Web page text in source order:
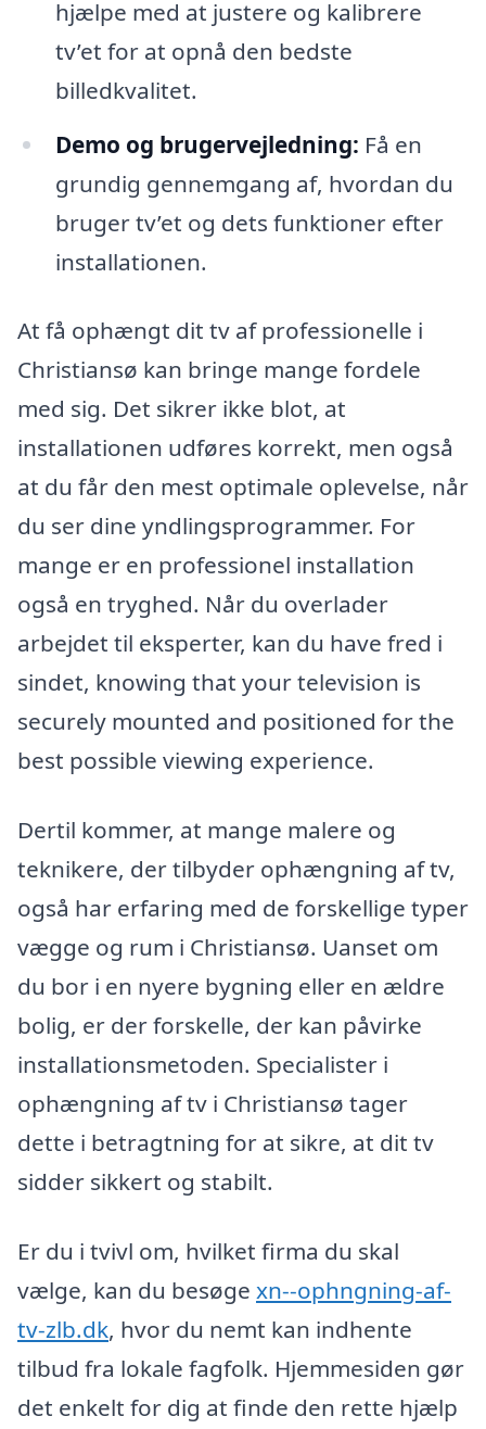
hjælpe med at justere og kalibrere
tv’et for at opnå den bedste
billedkvalitet.
Demo og brugervejledning: Få en
grundig gennemgang af, hvordan du
bruger tv’et og dets funktioner efter
installationen.
At få ophængt dit tv af professionelle i
Christiansø kan bringe mange fordele
med sig. Det sikrer ikke blot, at
installationen udføres korrekt, men også
at du får den mest optimale oplevelse, når
du ser dine yndlingsprogrammer. For
mange er en professionel installation
også en tryghed. Når du overlader
arbejdet til eksperter, kan du have fred i
sindet, knowing that your television is
securely mounted and positioned for the
best possible viewing experience.
Dertil kommer, at mange malere og
teknikere, der tilbyder ophængning af tv,
også har erfaring med de forskellige typer
vægge og rum i Christiansø. Uanset om
du bor i en nyere bygning eller en ældre
bolig, er der forskelle, der kan påvirke
installationsmetoden. Specialister i
ophængning af tv i Christiansø tager
dette i betragtning for at sikre, at dit tv
sidder sikkert og stabilt.
Er du i tvivl om, hvilket firma du skal
vælge, kan du besøge xn--ophngning-af-
tv-zlb.dk, hvor du nemt kan indhente
tilbud fra lokale fagfolk. Hjemmesiden gør
det enkelt for dig at finde den rette hjælp